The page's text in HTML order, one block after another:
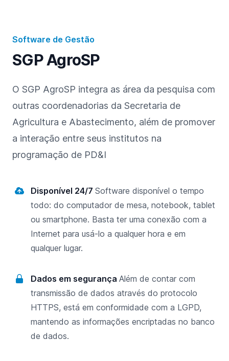
Software de Gestão
SGP AgroSP
O SGP AgroSP integra as área da pesquisa com
outras coordenadorias da Secretaria de
Agricultura e Abastecimento, além de promover
a interação entre seus institutos na
programação de PD&I
Disponível 24/7 Software disponível o tempo
todo: do computador de mesa, notebook, tablet
ou smartphone. Basta ter uma conexão com a
Internet para usá-lo a qualquer hora e em
qualquer lugar.
Dados em segurança Além de contar com
transmissão de dados através do protocolo
HTTPS, está em conformidade com a LGPD,
mantendo as informações encriptadas no banco
de dados.